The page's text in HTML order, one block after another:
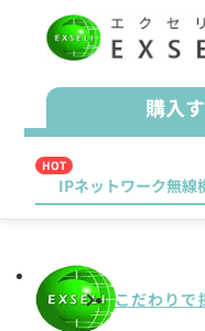
購入
HOT
IPネットワーク無線
こだわりで